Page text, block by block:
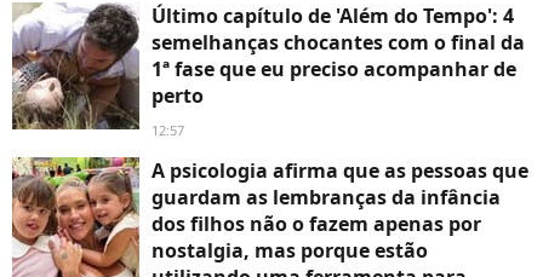
Último capítulo de 'Além do Tempo': 4
semelhanças chocantes com o final da
1ª fase que eu preciso acompanhar de
perto
12:57
A psicologia afirma que as pessoas que
guardam as lembranças da infância
dos filhos não o fazem apenas por
nostalgia, mas porque estão